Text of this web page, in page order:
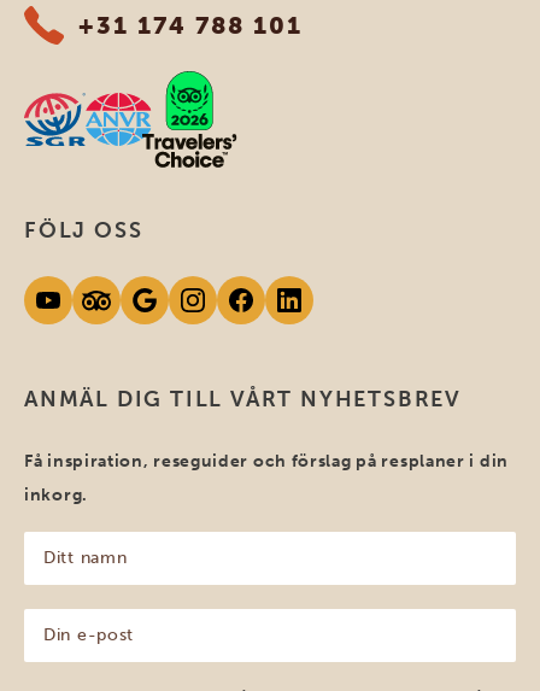
+31 174 788 101
ANMÄL DIG TILL VÅRT NYHETSBREV
Få inspiration, reseguider och förslag på resplaner i din
inkorg.
namn
(Obligatoriskt)
post
FÖLJ OSS